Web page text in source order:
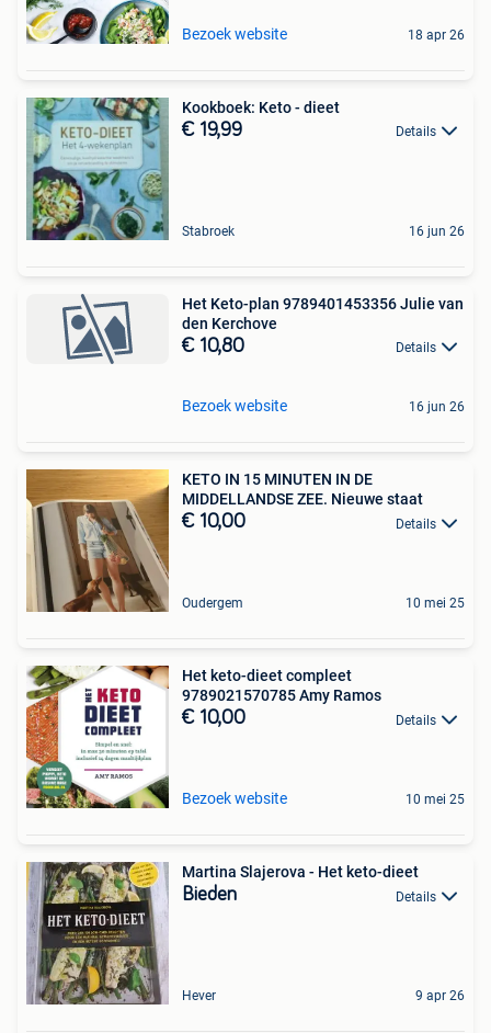
Bezoek website 18 apr 26
Kookboek: Keto - dieet
€ 19,99 Details
Stabroek 16 jun 26
Het Keto-plan 9789401453356 Julie van
den Kerchove
€ 10,80 Details
Bezoek website 16 jun 26
KETO IN 15 MINUTEN IN DE
MIDDELLANDSE ZEE. Nieuwe staat
€ 10,00 Details
Oudergem 10 mei 25
Het keto-dieet compleet
9789021570785 Amy Ramos
€ 10,00 Details
Bezoek website 10 mei 25
Martina Slajerova - Het keto-dieet
Bieden Details
Hever 9 apr 26